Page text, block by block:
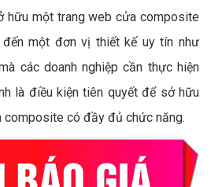
hữu một trang web cửa composite
một đơn vị thiết kế uy tín như
các doanh nghiệp cần thực hiện
là điều kiện tiên quyết để sở hữu
composite có đầy đủ chức năng.